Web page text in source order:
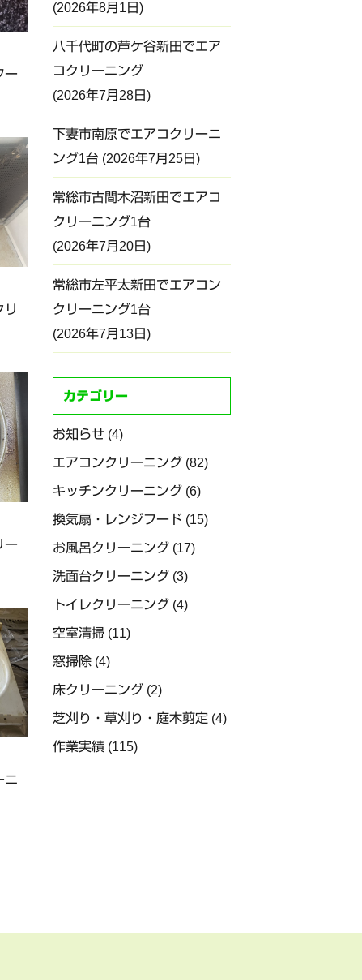
ー
リ
ー
ニ
2026年8月1日
八千代町の芦ケ谷新田でエア
コクリーニング
2026年7月28日
下妻市南原でエアコクリーニ
ング1台 2026年7月25日
常総市古間木沼新田でエアコ
クリーニング1台
2026年7月20日
常総市左平太新田でエアコン
クリーニング1台
2026年7月13日
カテゴリー
お知らせ (4)
エアコンクリーニング (82)
キッチンクリーニング (6)
換気扇・レンジフード (15)
お風呂クリーニング (17)
洗面台クリーニング (3)
トイレクリーニング (4)
空室清掃 (11)
窓掃除 (4)
床クリーニング (2)
芝刈り・草刈り・庭木剪定 (4)
作業実績 (115)